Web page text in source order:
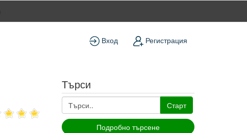
Регистрация
Вход
Търси
Старт
Подробно търсене